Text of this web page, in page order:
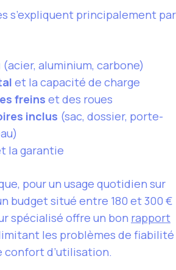
s’expliquent principalement par
(acier, aluminium, carbone)
et la capacité de charge
freins et des roues
inclus (sac, dossier, porte-
la garantie
pour un usage quotidien sur
budget situé entre 180 et 300 €
spécialisé offre un bon rapport
les problèmes de fiabilité
d’utilisation.